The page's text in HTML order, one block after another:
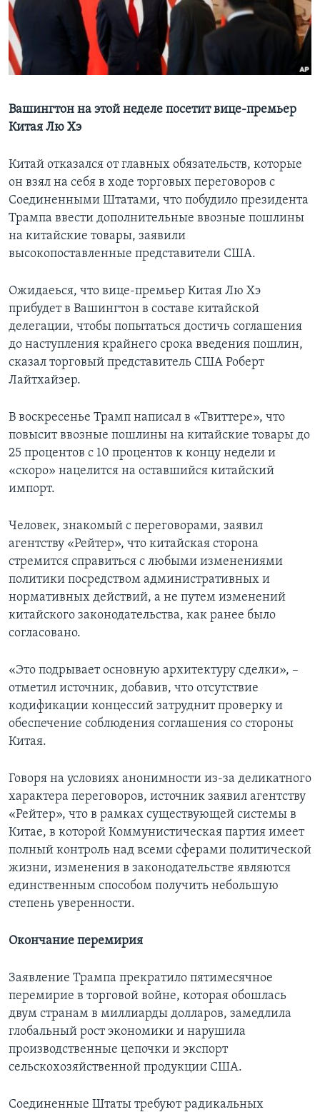
Learning English
СОЦИАЛЬНЫЕ СЕТИ
Языки
Вашингтон на этой неделе посетит вице-премьер
Китая Лю Хэ
Китай отказался от главных обязательств, которые
он взял на себя в ходе торговых переговоров с
Соединенными Штатами, что побудило президента
Трампа ввести дополнительные ввозные пошлины
на китайские товары, заявили
высокопоставленные представители США.
Ожидаеься, что вице-премьер Китая Лю Хэ
прибудет в Вашингтон в составе китайской
делегации, чтобы попытаться достичь соглашения
до наступления крайнего срока введения пошлин,
сказал торговый представитель США Роберт
Лайтхайзер.
В воскресенье Трамп написал в «Твиттере», что
повысит ввозные пошлины на китайские товары до
25 процентов с 10 процентов к концу недели и
«скоро» нацелится на оставшийся китайский
импорт.
Человек, знакомый с переговорами, заявил
агентству «Рейтер», что китайская сторона
стремится справиться с любыми изменениями
политики посредством административных и
нормативных действий, а не путем изменений
китайского законодательства, как ранее было
согласовано.
«Это подрывает основную архитектуру сделки», –
отметил источник, добавив, что отсутствие
кодификации концессий затруднит проверку и
обеспечение соблюдения соглашения со стороны
Китая.
Говоря на условиях анонимности из-за деликатного
характера переговоров, источник заявил агентству
«Рейтер», что в рамках существующей системы в
Китае, в которой Коммунистическая партия имеет
полный контроль над всеми сферами политической
жизни, изменения в законодательстве являются
единственным способом получить небольшую
степень уверенности.
Окончание перемирия
Заявление Трампа прекратило пятимесячное
перемирие в торговой войне, которая обошлась
двум странам в миллиарды долларов, замедлила
глобальный рост экономики и нарушила
производственные цепочки и экспорт
сельскохозяйственной продукции США.
Соединенные Штаты требуют радикальных